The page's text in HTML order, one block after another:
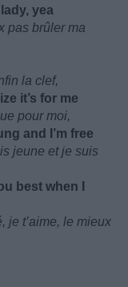
yea
pas brûler ma
la clef,
it’s for me
pour moi,
and I’m free
jeune et je suis
best when I
je t’aime, le mieux